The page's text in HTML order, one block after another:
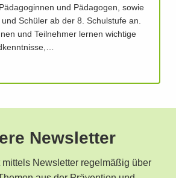
und Pädagogen, sowie
Schüler ab der 8. Schulstufe an.
und Teilnehmer lernen wichtige
Newsletter
mittels Newsletter regelmäßig über